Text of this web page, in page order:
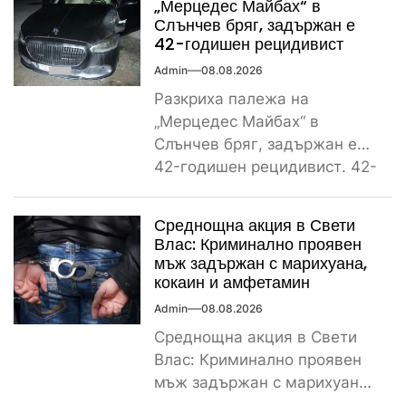
„Мерцедес Майбах“ в
Слънчев бряг, задържан е
42-годишен рецидивист
Admin 08.08.2026
Разкриха палежа на
„Мерцедес Майбах“ в
Слънчев бряг, задържан е
42-годишен рецидивист. 42-
ямболското...
Среднощна акция в Свети
Влас: Криминално проявен
мъж задържан с марихуана,
кокаин и амфетамин
Admin 08.08.2026
Среднощна акция в Свети
Влас: Криминално проявен
мъж задържан с марихуана,